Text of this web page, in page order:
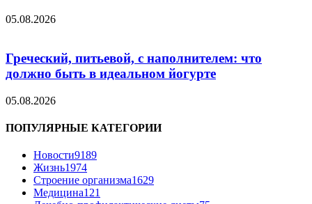
05.08.2026
Греческий, питьевой, с наполнителем: что
должно быть в идеальном йогурте
05.08.2026
ПОПУЛЯРНЫЕ КАТЕГОРИИ
Новости9189
Жизнь1974
Строение организма1629
Медицина121